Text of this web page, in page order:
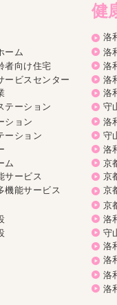
ーム
者向け住宅
ービスセンター
テーション
ション
ーション
ム
サービス
機能サービス
健
洛
洛
洛
洛
洛
守
洛
守
洛
京
京
京
京
洛
守
洛
洛
洛
洛